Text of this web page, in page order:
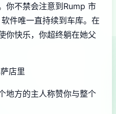
你不禁会注意到Rump 市
件唯一直持续到车库。在
你快乐，你超终躺在她父
店里
地方的主人称赞你与整个